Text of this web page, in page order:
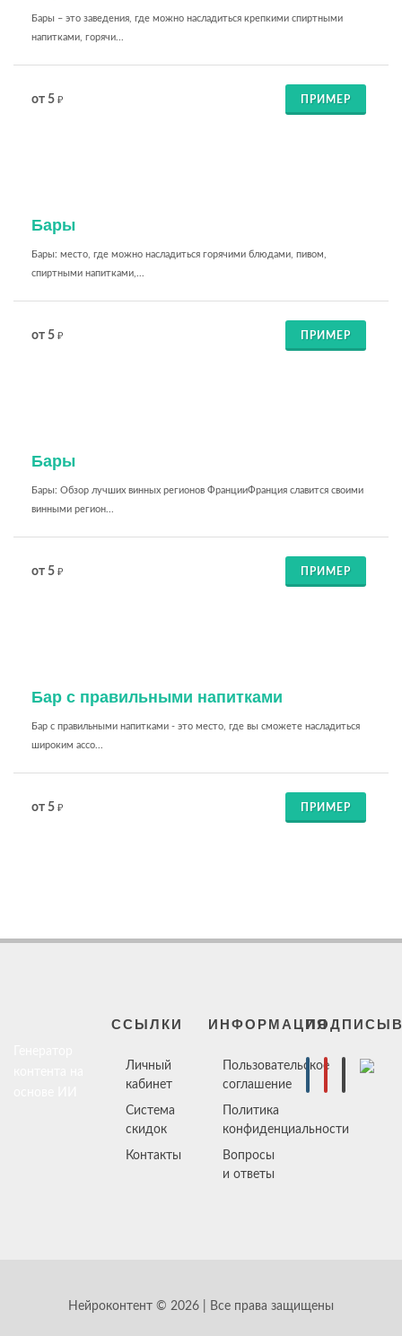
Бары – это заведения, где можно насладиться крепкими спиртными
напитками, горячи...
от 5 ₽ ПРИМЕР
Бары
Бары: место, где можно насладиться горячими блюдами, пивом,
спиртными напитками,...
от 5 ₽ ПРИМЕР
Бары
Бары: Обзор лучших винных регионов ФранцииФранция славится своими
винными регион...
от 5 ₽ ПРИМЕР
Бар с правильными напитками
Бар с правильными напитками - это место, где вы сможете насладиться
широким ассо...
от 5 ₽ ПРИМЕР
ССЫЛКИ
Личный
кабинет
Система
скидок
Контакты
ИНФОРМАЦИЯ
Пользовательское
соглашение
Политика
конфиденциальности
Вопросы
и ответы
Нейроконтент © 2026 | Все права защищены